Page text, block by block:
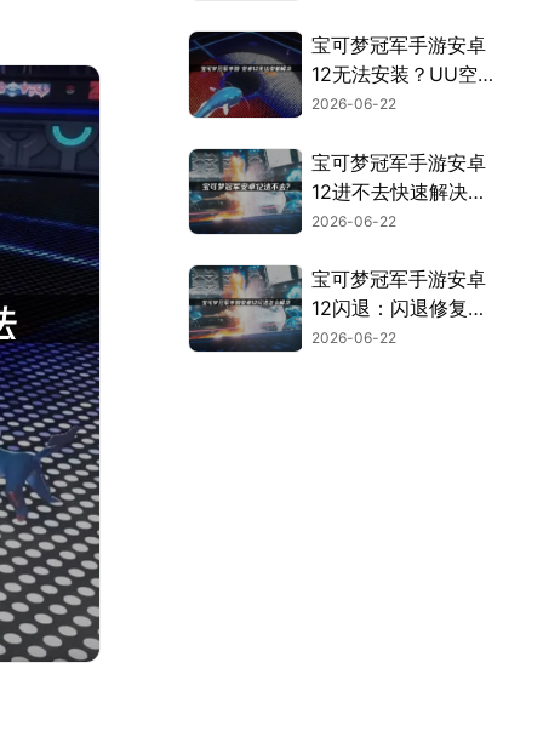
宝可梦冠军手游安卓
12无法安装？UU空
间完美解决！
2026-06-22
宝可梦冠军手游安卓
12进不去快速解决指
南！
2026-06-22
宝可梦冠军手游安卓
12闪退：闪退修复全
攻略！
2026-06-22